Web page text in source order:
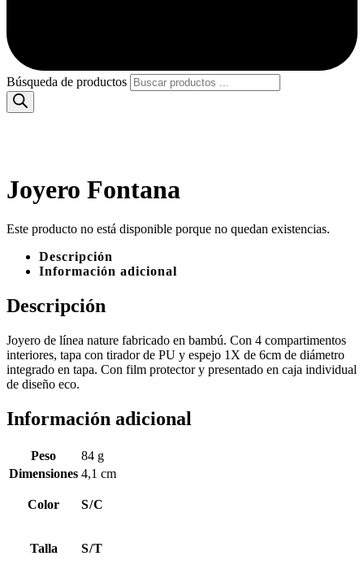
Búsqueda de productos
Joyero Fontana
Este producto no está disponible porque no quedan existencias.
Descripción
Información adicional
Descripción
Joyero de línea nature fabricado en bambú. Con 4 compartimentos
interiores, tapa con tirador de PU y espejo 1X de 6cm de diámetro
integrado en tapa. Con film protector y presentado en caja individual
de diseño eco.
Información adicional
Peso
84 g
Dimensiones 4,1 cm
Color S/C
Talla S/T